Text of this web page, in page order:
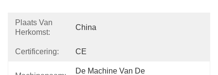
Plaats Van
Herkomst:
China
Certificering: CE
De Machine Van De